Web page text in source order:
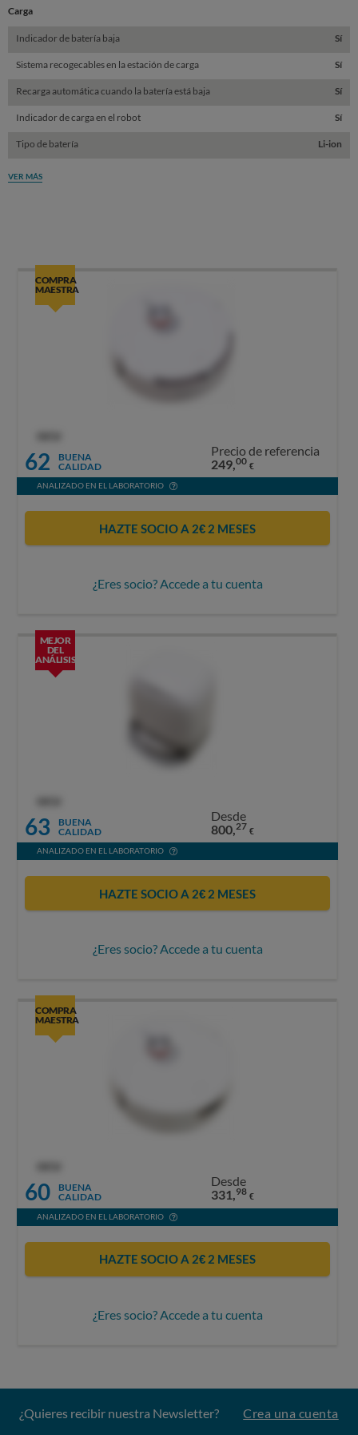
Carga
Indicador de batería baja Sí
Sistema recogecables en la estación de carga Sí
Recarga automática cuando la batería está baja Sí
Indicador de carga en el robot Sí
Tipo de batería Li-ion
VER MÁS
COMPRA
MAESTRA
62
BUENA
CALIDAD
Precio de referencia
249,00 €
ANALIZADO EN EL LABORATORIO
HAZTE SOCIO A 2€ 2 MESES
¿Eres socio? Accede a tu cuenta
MEJOR
DEL
ANÁLISIS
63
BUENA
CALIDAD
Desde
800,27 €
ANALIZADO EN EL LABORATORIO
HAZTE SOCIO A 2€ 2 MESES
¿Eres socio? Accede a tu cuenta
COMPRA
MAESTRA
60
BUENA
CALIDAD
Desde
331,98 €
ANALIZADO EN EL LABORATORIO
HAZTE SOCIO A 2€ 2 MESES
¿Eres socio? Accede a tu cuenta
¿Quieres recibir nuestra Newsletter? Crea una cuenta